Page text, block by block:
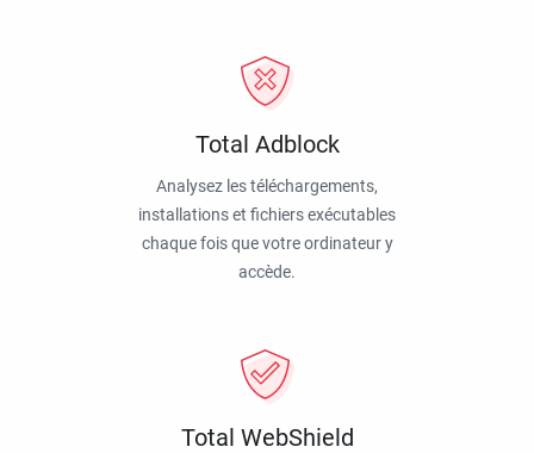
Total Adblock
Analysez les téléchargements,
installations et fichiers exécutables
chaque fois que votre ordinateur y
accède.
Total WebShield